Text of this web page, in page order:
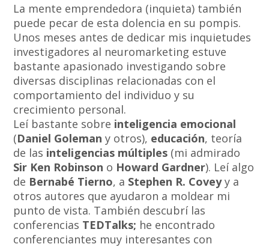
La mente emprendedora (inquieta) también
puede pecar de esta dolencia en su pompis.
Unos meses antes de dedicar mis inquietudes
investigadores al neuromarketing estuve
bastante apasionado investigando sobre
diversas disciplinas relacionadas con el
comportamiento del individuo y su
crecimiento personal.
Leí bastante sobre inteligencia emocional
(Daniel Goleman y otros), educación, teoría
de las inteligencias múltiples (mi admirado
Sir Ken Robinson o Howard Gardner). Leí algo
de Bernabé Tierno, a Stephen R. Coveyy a
otros autores que ayudaron a moldear mi
punto de vista. También descubrí las
conferencias TEDTalks; he encontrado
conferenciantes muy interesantes con